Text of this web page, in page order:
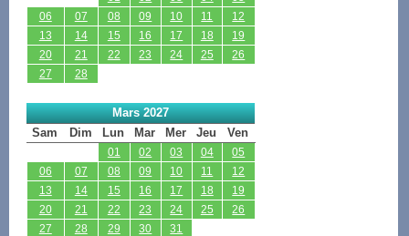
06
07 08 09 10 11
12
13
14 15 16 17 18
19
20
21 22 23 24 25
26
27
28
Mars 2027
Sam
Dim Lun Mar Mer Jeu Ven
01 02 03 04
05
06
07 08 09 10 11
12
13
14 15 16 17 18
19
20
21 22 23 24 25
26
27
28 29 30 31